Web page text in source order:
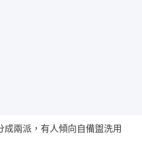
成兩派，有人傾向自備盥洗用